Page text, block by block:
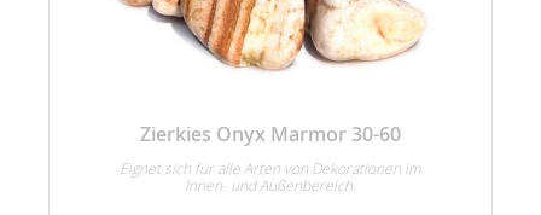
Zierkies Onyx Marmor 30-60
Eignet sich für alle Arten von Dekorationen im
Innen- und Außenbereich.